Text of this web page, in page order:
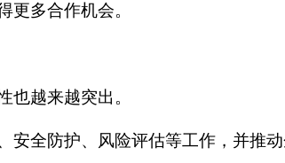
更多合作机会。
也越来越突出。
全防护、风险评估等工作，并推